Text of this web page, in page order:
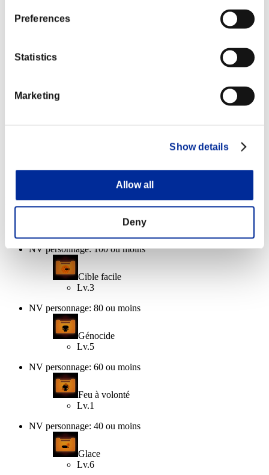
Preferences
Statistics
Marketing
Show details
Allow all
Deny
NV personnage: 40 ou moins
Récompenses
NV personnage: 100 ou moins
Cible facile
Lv.3
NV personnage: 80 ou moins
Génocide
Lv.5
NV personnage: 60 ou moins
Feu à volonté
Lv.1
NV personnage: 40 ou moins
Glace
Lv.6